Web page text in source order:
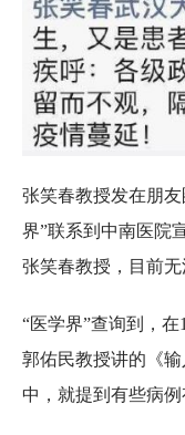
张笑春教授发在朋
界”联系到中南医院
张笑春教授，目前
“医学界”查询到，
郭佑民教授讲的《输
中，就提到有些病例